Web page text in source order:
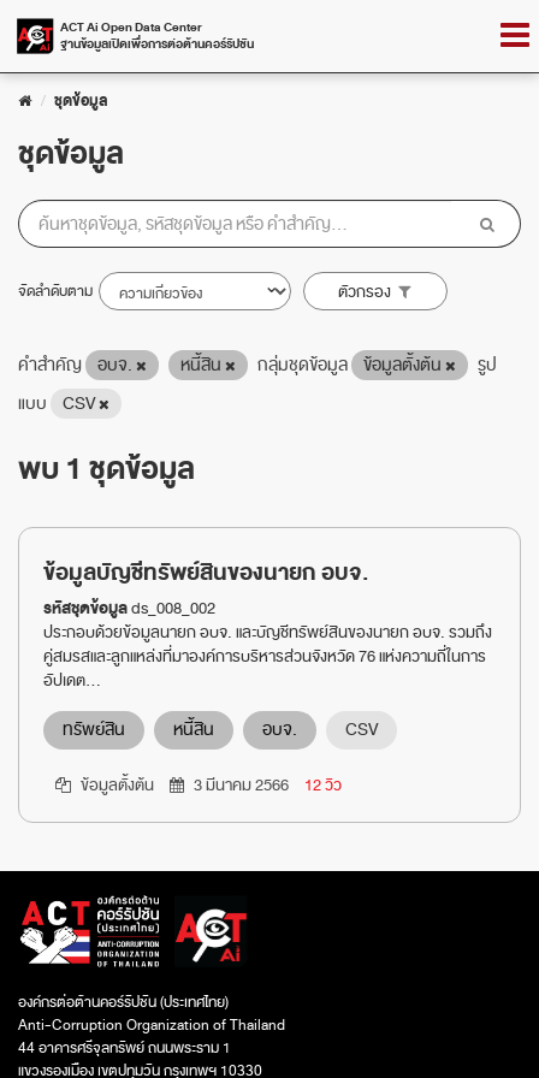
Skip
ACT Ai Open Data Center
ฐานข้อมูลเปิดเพื่อการต่อต้านคอร์รัปชัน
ชุดข้อมูล
ชุดข้อมูล
จัดลำดับตาม ตัวกรอง
คำสำคัญ อบจ. หนี้สิน กลุ่มชุดข้อมูล ข้อมูลตั้งต้น
รูป
แบบ
CSV
พบ 1 ชุดข้อมูล
ข้อมูลบัญชีทรัพย์สินของนายก อบจ.
รหัสชุดข้อมูลds_008_002
ประกอบด้วยข้อมูลนายก อบจ. และบัญชีทรัพย์สินของนายก อบจ. รวมถึง
คู่สมรสและลูกแหล่งที่มาองค์การบริหารส่วนจังหวัด 76 แห่งความถี่ในการ
อัปเดต...
ทรัพย์สิน หนี้สิน อบจ. CSV
ข้อมูลตั้งต้น 3 มีนาคม 2566 12 วิว
องค์กรต่อต้านคอร์รัปชัน (ประเทศไทย)
Anti-Corruption Organization of Thailand
44 อาคารศรีจุลทรัพย์ ถนนพระราม 1
แขวงรองเมือง เขตปทุมวัน กรุงเทพฯ 10330